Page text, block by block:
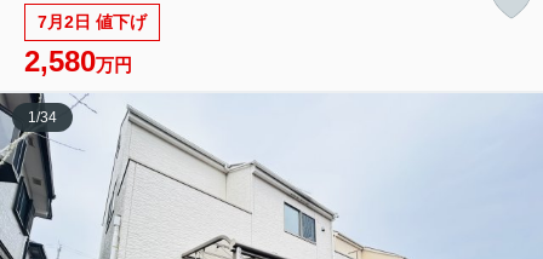
7月2日 値下げ
2,580万円
1 /34